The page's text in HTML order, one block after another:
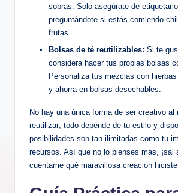
sobras. Solo asegúrate de
preguntándote si estás comiendo
frutas.
Bolsas de té reutilizables: Si te
considera hacer tus propias bolsas
Personaliza tus mezclas con
y ahorra en bolsas desechables.
No hay una única forma de ser creativo al
reutilizar; todo depende de tu estilo y
posibilidades son tan ilimitadas como tu
recursos. Así que no lo pienses más, ¡sal
cuéntame qué maravillosa creación